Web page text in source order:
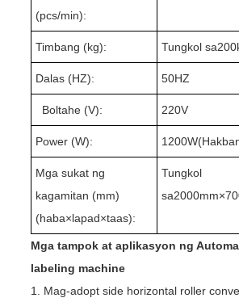
(pcs/min):
Timbang (kg): Tungkol sa20
Dalas (HZ): 50HZ
Boltahe (V): 220V
Power (W): 1200W(
Mga sukat ng
kagamitan (mm)
(haba×lapad×taas):
Tungkol
sa2000mm×70
Mga tampok at aplikasyon ng
labeling machine
1. Mag-adopt side horizontal roller